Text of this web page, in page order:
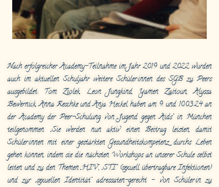
Nach erfolgreicher Academy-Teilnahme im Jahr 2019 und 2022 wurden
auch im aktuellen Schuljahr weitere Schüler:innen des SGB zu Peers
ausgebildet: Tom Ziolek, Leon Jungkind, Yamen Zaitoun, Alyssa
Bewernick, Anna Reschke und Anja Heckel haben am 9. und 10.03.24 an
der Academy der Peer-Schulung von „Jugend gegen Aids“ in München
teilgenommen. „Sie werden nun aktiv einen Beitrag leisten, damit
Schüler:innen mit einer gestärkten Gesundheitskompetenz durchs Leben
gehen können, indem sie die nächsten Workshops an unserer Schule selbst
leiten und zu den Themen „HIV“, „STI“ (sexuell übertragbare Infektionen)
und zur „sexuellen Identität“ adressaten-gerecht – von Schüler:in zu